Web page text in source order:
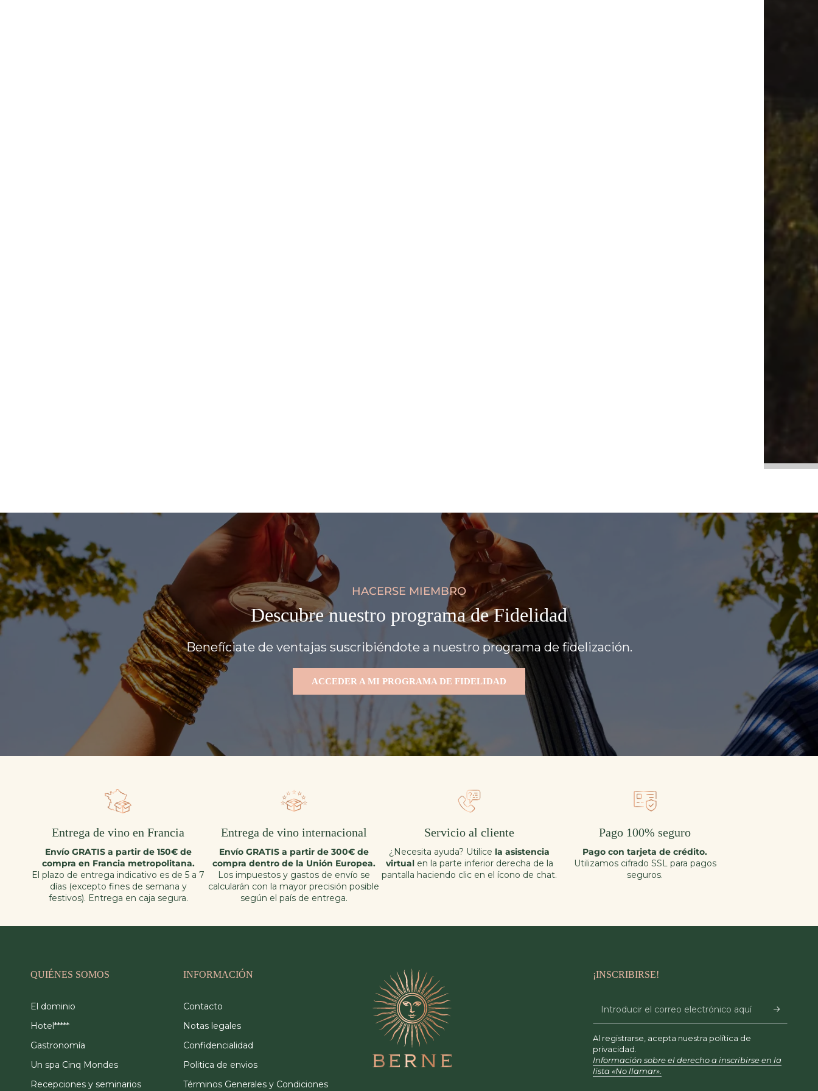
HACERSE MIEMBRO
Descubre nuestro programa de Fidelidad
Benefíciate de ventajas suscribiéndote a nuestro programa de fidelización.
ACCEDER A MI PROGRAMA DE FIDELIDAD
Entrega de vino en Francia
Envío GRATIS a partir de 150€ de
compra en Francia metropolitana.
El plazo de entrega indicativo es de 5 a 7
días (excepto fines de semana y
festivos). Entrega en caja segura.
Entrega de vino internacional
Envío GRATIS a partir de 300€ de
compra dentro de la Unión Europea.
Los impuestos y gastos de envío se
calcularán con la mayor precisión posible
según el país de entrega.
Servicio al cliente
¿Necesita ayuda? Utilice la asistencia
virtualen la parte inferior derecha de la
pantalla haciendo clic en el ícono de chat.
Pago 100% seguro
Pago con tarjeta de crédito.
Utilizamos cifrado SSL para pagos
seguros.
QUIÉNES SOMOS
El dominio
Hotel*****
Gastronomía
Un spa Cinq Mondes
Recepciones y seminarios
INFORMACIÓN
Contacto
Notas legales
Confidencialidad
Politica de envios
Términos Generales y Condiciones
¡INSCRIBIRSE!
Introducir
el
correo
electrónico
Al registrarse, acepta nuestra política de
privacidad.
Información sobre el derecho a inscribirse en la
lista «No llamar».